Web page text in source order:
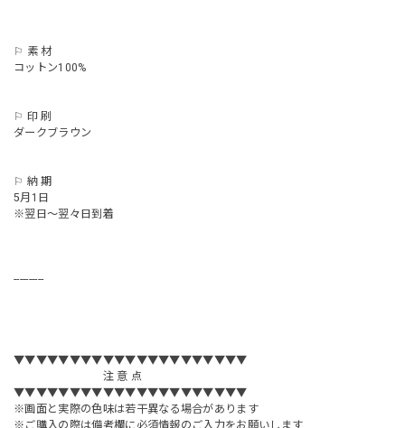
⚐ 素 材
コットン100%
⚐ 印 刷
ダークブラウン
⚐ 納 期
5月1日
※翌日～翌々日到着
----------
▼▼▼▼▼▼▼▼▼▼▼▼▼▼▼▼▼▼▼▼▼
注 意 点
▼▼▼▼▼▼▼▼▼▼▼▼▼▼▼▼▼▼▼▼▼
※画面と実際の色味は若干異なる場合があります
※ご購入の際は備考欄に必須情報のご入力をお願いします